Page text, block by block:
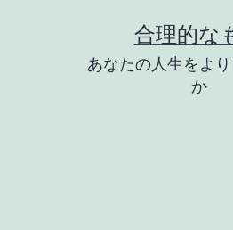
合理的な
あなたの人生をよ
か